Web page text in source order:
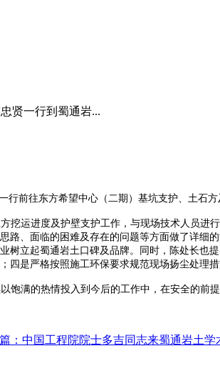
贤一行到蜀通岩...
行前往东方希望中心（二期）基坑支护、土石
挖运进度及护壁支护工作，与现场技术人员
路、面临的困难及存在的问题等方面做了详
树立起蜀通岩土口碑及品牌。同时，陈处长
是严格按照施工环保要求规范现场扬尘处理
饱满的热情投入到今后的工作中，在安全的前
：中国工程院院士多吉同志来蜀通岩土学